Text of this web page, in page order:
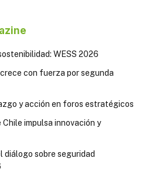
WESS 2026
con fuerza por segunda
y acción en foros estratégicos
impulsa innovación y
diálogo sobre seguridad